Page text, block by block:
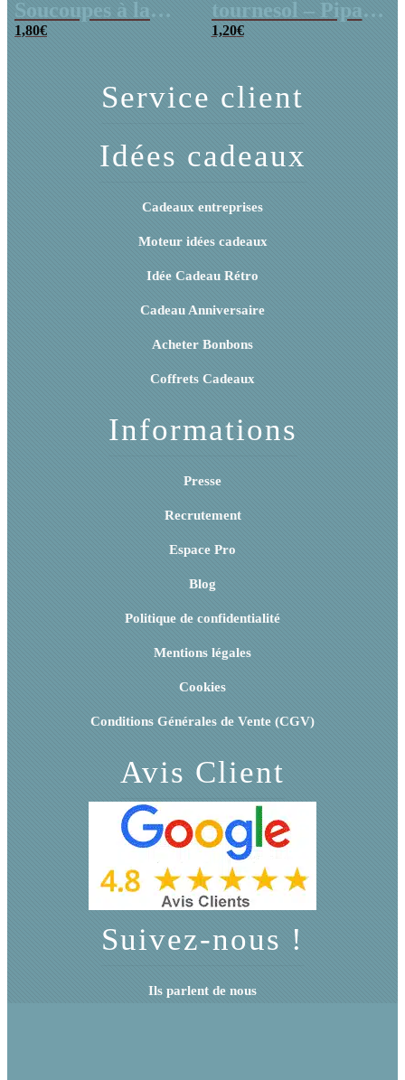
Soucoupes à la
poudre (x20)
1,80€
tournesol – Pipas
x 3
1,20€
Service client
Idées cadeaux
Cadeaux entreprises
Moteur idées cadeaux
Idée Cadeau Rétro
Cadeau Anniversaire
Acheter Bonbons
Coffrets Cadeaux
Informations
Presse
Recrutement
Espace Pro
Blog
Politique de confidentialité
Mentions légales
Cookies
Conditions Générales de Vente (CGV)
Avis Client
Suivez-nous !
Ils parlent de nous